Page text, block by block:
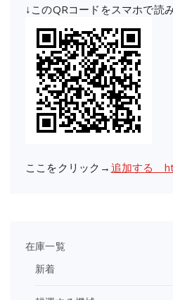
↓このQRコードをスマホで読
ここをクリック→ 追加する
在庫一覧
新着